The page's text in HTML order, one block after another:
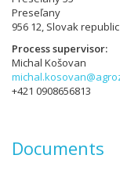
Preseľany
956 12, Slovak republic
Process supervisor
Michal Košovan
+421 0908656813
Documents